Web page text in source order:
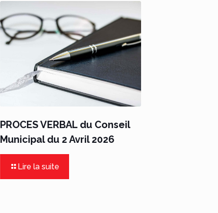
PROCES VERBAL du Conseil
Municipal du 2 Avril 2026
Lire la suite